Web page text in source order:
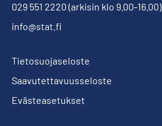
029 551 2220 (arkisin klo 9.00-16.00)
info@stat.fi
Tietosuojaseloste
Saavutettavuusseloste
Evästeasetukset